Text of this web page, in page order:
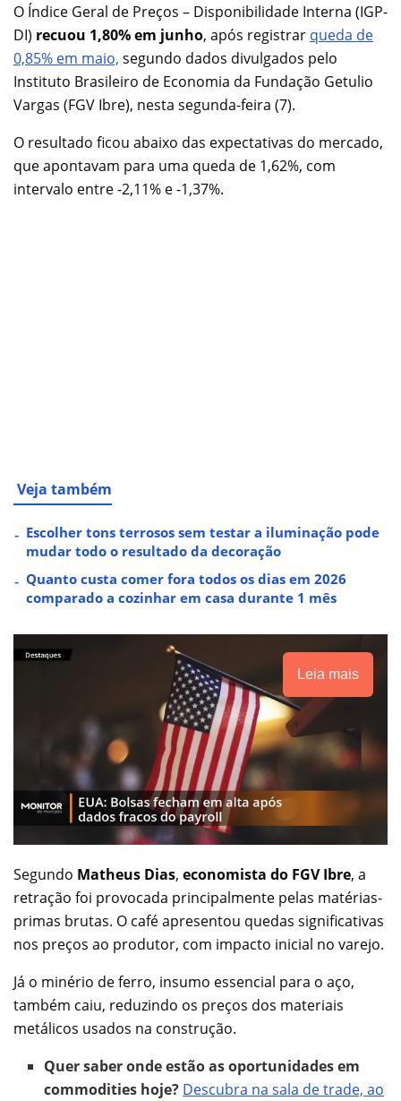
O Índice Geral de Preços – Disponibilidade Interna (IGP-
DI) recuou 1,80% em junho, após registrar queda de
0,85% em maio, segundo dados divulgados pelo
Instituto Brasileiro de Economia da Fundação Getulio
Vargas (FGV Ibre), nesta segunda-feira (7).
O resultado ficou abaixo das expectativas do mercado,
que apontavam para uma queda de 1,62%, com
intervalo entre -2,11% e -1,37%.
Veja também
Escolher tons terrosos sem testar a iluminação pode
mudar todo o resultado da decoração
Quanto custa comer fora todos os dias em 2026
comparado a cozinhar em casa durante 1 mês
Leia mais
Segundo Matheus Dias, economista do FGV Ibre, a
retração foi provocada principalmente pelas matérias-
primas brutas. O café apresentou quedas significativas
nos preços ao produtor, com impacto inicial no varejo.
Já o minério de ferro, insumo essencial para o aço,
também caiu, reduzindo os preços dos materiais
metálicos usados na construção.
Quer saber onde estão as oportunidades em
commodities hoje? Descubra na sala de trade, ao